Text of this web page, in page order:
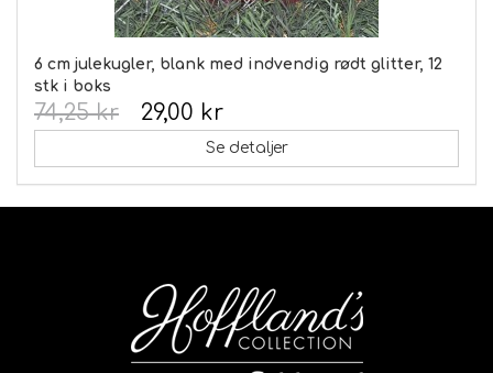
6 cm julekugler, blank med indvendig rødt glitter, 12
stk i boks
29,00 kr
74,25 kr
Se detaljer